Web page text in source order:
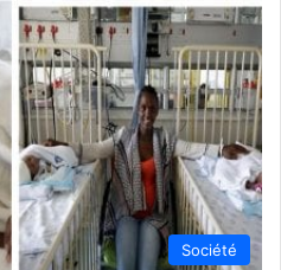
Société